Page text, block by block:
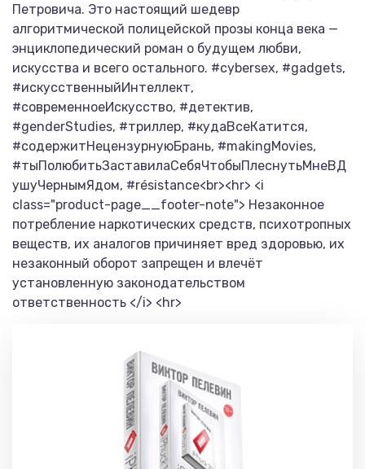
Петровича. Это настоящий шедевр
алгоритмической полицейской прозы конца века —
энциклопедический роман о будущем любви,
искусства и всего остального. #cybersex, #gadgets,
#искусственныйИнтеллект,
#современноеИскусство, #детектив,
#genderStudies, #триллер, #кудаВсеКатится,
#содержитНецензурнуюБрань, #makingMovies,
#тыПолюбитьЗаставилаСебяЧтобыПлеснутьМнеВД
ушуЧернымЯдом, #résistance<br><hr> <i
class="product-page__footer-note"> Незаконное
потребление наркотических средств, психотропных
веществ, их аналогов причиняет вред здоровью, их
незаконный оборот запрещен и влечёт
установленную законодательством
ответственность </i> <hr>